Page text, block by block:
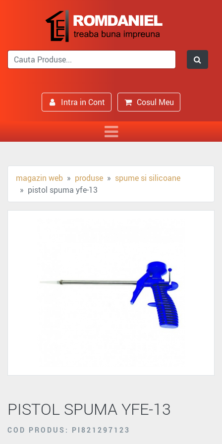
Intra in Cont Cosul Meu
magazin web produse
spume si silicoane
pistol spuma yfe-13
PISTOL SPUMA YFE-13
COD PRODUS: PI821297123